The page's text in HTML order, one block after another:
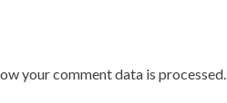
your comment data is processed.